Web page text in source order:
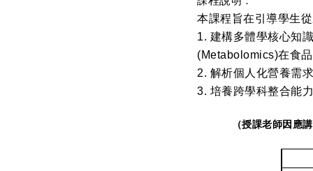
本課程旨在引導學生
1. 建構多體學核心知
(Metabolomics)在食
2. 解析個人化營養需
3. 培養跨學科整合能
（授課老師因應講師